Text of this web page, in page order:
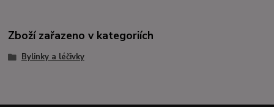
Zboží zařazeno v kategoriích
Bylinky a léčivky